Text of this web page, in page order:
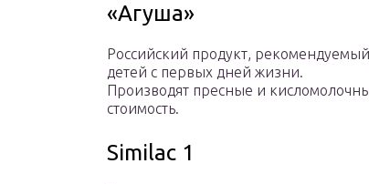
«Агуша»
Российский продукт,
детей с первых дней жизни.
Производят пресные и
стоимость.
Similac 1